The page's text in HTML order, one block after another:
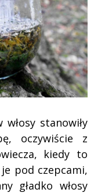
stanowiły
oczywiście z
kiedy to
pod czepcami,
gładko włosy